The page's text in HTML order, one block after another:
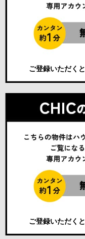
ご登録いただくと
ご登録いただくと